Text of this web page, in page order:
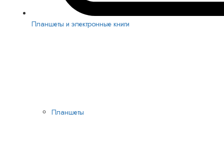
Планшеты и электронные книги
Планшеты